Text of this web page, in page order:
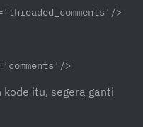
>
>
itu, segera ganti